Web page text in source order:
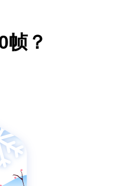
帧？